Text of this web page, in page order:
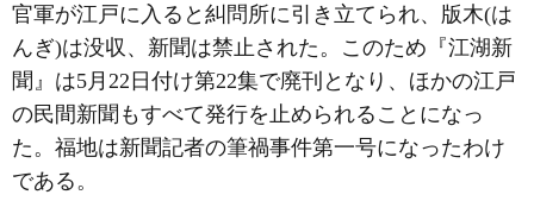
官軍が江戸に入ると糾問所に引き立てられ、版木(は
んぎ)は没収、新聞は禁止された。このため『江湖新
聞』は5月22日付け第22集で廃刊となり、ほかの江戸
の民間新聞もすべて発行を止められることになっ
た。福地は新聞記者の筆禍事件第一号になったわけ
である。